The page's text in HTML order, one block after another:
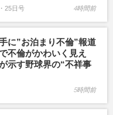
25日号 4時間前
に”お泊まり不倫”報道
不倫がかわいく見え
示す野球界の“不祥事
5時間前